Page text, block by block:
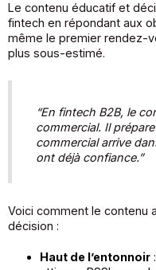
Le contenu éducatif et
fintech en répondant aux
même le premier rendez-
plus sous-estimé.
“En fintech B2B, le
commercial. Il
commercial arrive
ont déjà confiance.”
Voici comment le contenu
décision :
Haut de l’entonnoir